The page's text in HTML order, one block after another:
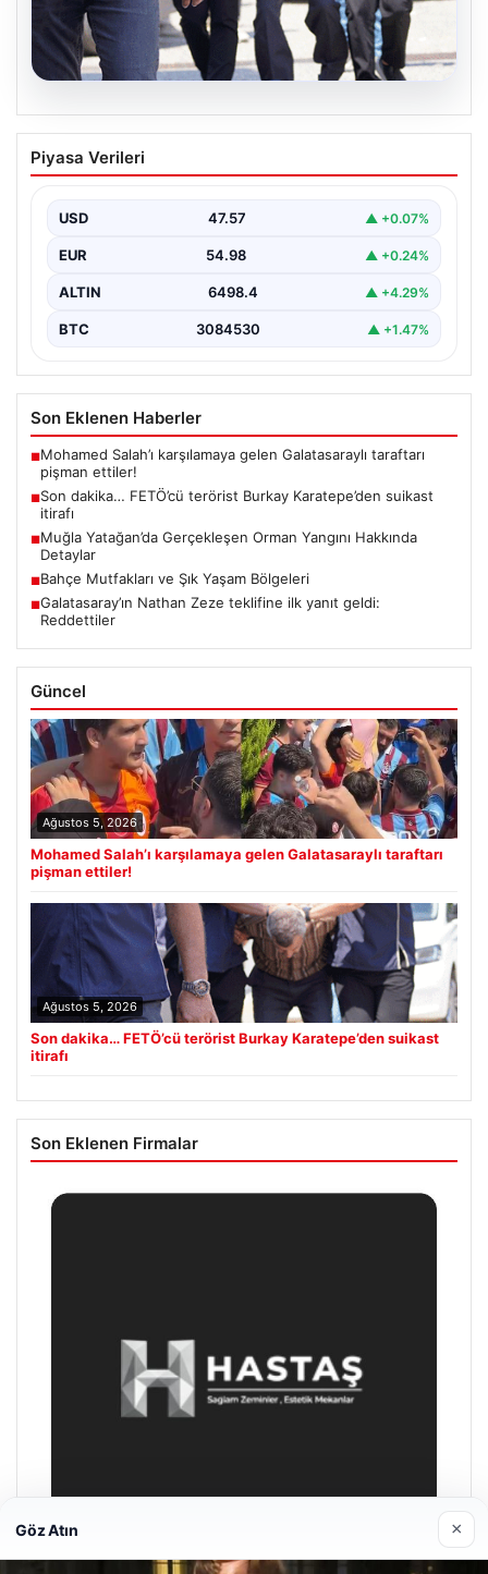
05.08.2026
Son dakika… FETÖ’cü terörist Burkay
Karatepe’den suikast itirafı
Afyonkarahisar, Eskişehir ve Muğla emniyet
müdürlüklerince yürütülen ortak çalışma sonucu…
Piyasa Verileri
USD 47.57 ▲ +0.07%
EUR 54.98 ▲ +0.24%
ALTIN 6498.4 ▲ +4.29%
BTC 3084530 ▲ +1.47%
Son Eklenen Haberler
■Mohamed Salah’ı karşılamaya gelen Galatasaraylı taraftarı
pişman ettiler!
■Son dakika… FETÖ’cü terörist Burkay Karatepe’den suikast
itirafı
■Muğla Yatağan’da Gerçekleşen Orman Yangını Hakkında
Detaylar
■Bahçe Mutfakları ve Şık Yaşam Bölgeleri
■Galatasaray’ın Nathan Zeze teklifine ilk yanıt geldi:
Reddettiler
Güncel
Ağustos 5, 2026
Mohamed Salah’ı karşılamaya gelen Galatasaraylı taraftarı
pişman ettiler!
Ağustos 5, 2026
Son dakika… FETÖ’cü terörist Burkay Karatepe’den suikast
itirafı
Son Eklenen Firmalar
Göz Atın ×